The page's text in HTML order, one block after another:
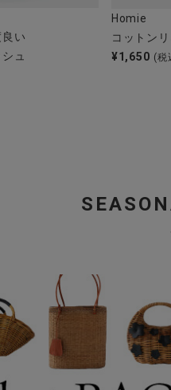
い
ュ
Homie
コットン
¥1,650 (税